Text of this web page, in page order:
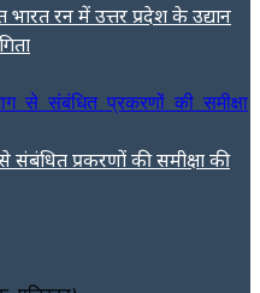
रन में उत्तर प्रदेश के उद्यान
से संबंधित प्रकरणों की समीक्षा की